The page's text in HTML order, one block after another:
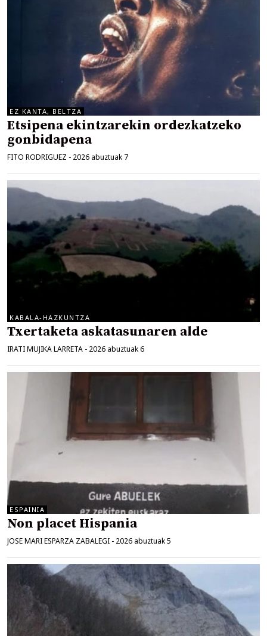
EZ KANTA, BELTZA
Etsipena ekintzarekin ordezkatzeko
gonbidapena
FITO RODRIGUEZ - 2026 abuztuak 7
KABALA-HAZKUNTZA
Txertaketa askatasunaren alde
IRATI MUJIKA LARRETA - 2026 abuztuak 6
ESPAINIA
Non placet Hispania
JOSE MARI ESPARZA ZABALEGI - 2026 abuztuak 5